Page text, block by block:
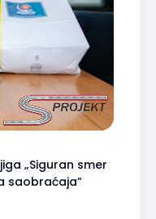
„Siguran smer
saobraćaja”